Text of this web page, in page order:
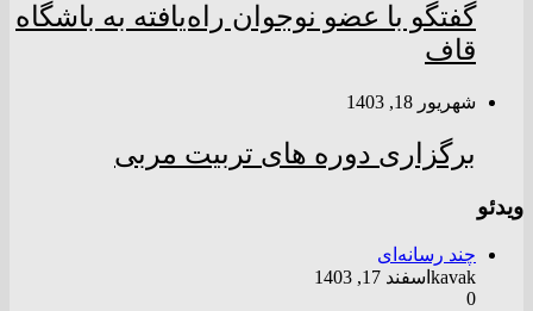
گفتگو با عضو نوجوان راه‌یافته به باشگاه
قاف
شهریور 18, 1403
برگزاری دوره های تربیت مربی
ویدئو
چند رسانه‌ای
kavak اسفند 17, 1403
0